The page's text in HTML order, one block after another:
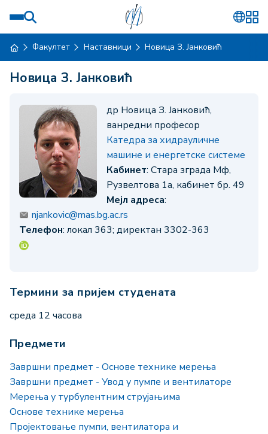
Факултет Наставници Новица З. Јанковић
Новица З. Јанковић
др Новица З. Јанковић,
ванредни професор
Катедра за хидрауличне
машине и енергетске системе
Кабинет: Стара зграда Мф,
Рузвелтова 1а, кабинет бр. 49
Мејл адреса:
njankovic@mas.bg.ac.rs
Телефон: локал 363; директан 3302-363
Термини за пријем студената
среда 12 чaсова
Предмети
Завршни предмет - Основе технике мерења
Завршни предмет - Увод у пумпе и вентилаторе
Мерења у турбулентним струјањима
Основе технике мерења
Пројектовање пумпи, вентилатора и